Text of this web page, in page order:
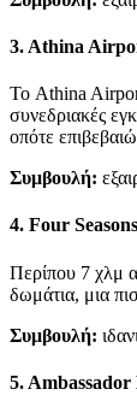
3. Athina
Το Athina Airport
συνεδριακές
οπότε
Συμβουλή:
4. Four
Περίπου 7 χλμ
δωμάτια, μια
Συμβουλή:
5.